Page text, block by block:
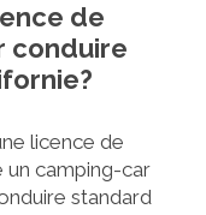
de
conduire
licence de
un camping-car
standard